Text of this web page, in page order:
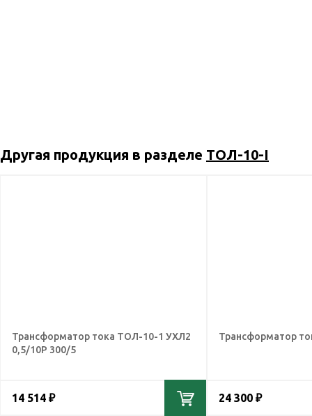
Другая продукция в разделе ТОЛ-10-I
Трансформатор тока ТОЛ-10-1 УХЛ2
0,5/10Р 300/5
14 514 ₽
Трансформатор
24 300 ₽